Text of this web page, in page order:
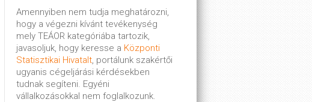
Amennyiben nem tudja meghatározni,
hogy a végezni kívánt tevékenység
mely TEÁOR kategóriába tartozik,
javasoljuk, hogy keresse a Központi
Statisztikai Hivatalt, portálunk szakértői
ugyanis cégeljárási kérdésekben
tudnak segíteni. Egyéni
vállalkozásokkal nem foglalkozunk.